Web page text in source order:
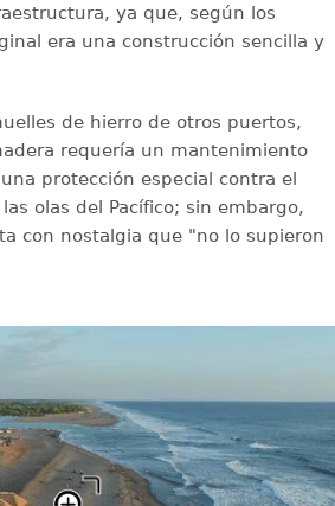
ya que, según los
era una construcción sencilla y
de hierro de otros puertos,
requería un mantenimiento
protección especial contra el
olas del Pacífico; sin embargo,
con nostalgia que "no lo supieron